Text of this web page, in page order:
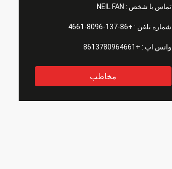
تماس با شخص : NEIL FAN
شماره تلفن : +86-137-8096-4661
واتس اپ : +8613780964661
مخاطب